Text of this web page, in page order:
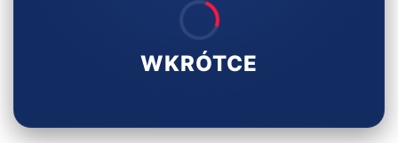
WKRÓTCE